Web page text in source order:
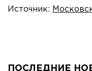
Источник:
ПОСЛЕДНИЕ